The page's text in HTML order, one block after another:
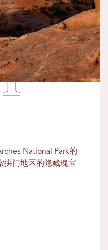
National Park的
拱门地区的隐藏瑰宝